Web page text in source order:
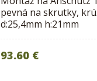
pevná na skrutky,
d:25,4mm h:21mm
93.60 €